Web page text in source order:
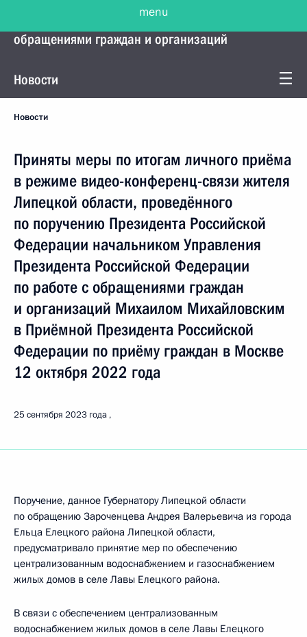
Управление Президента по работе с
обращениями граждан и организаций
Новости
Новости
Приняты меры по итогам личного приёма
в режиме видео-конференц-связи жителя
Липецкой области, проведённого
по поручению Президента Российской
Федерации начальником Управления
Президента Российской Федерации
по работе с обращениями граждан
и организаций Михаилом Михайловским
в Приёмной Президента Российской
Федерации по приёму граждан в Москве
12 октября 2022 года
25 сентября 2023 года
Поручение, данное Губернатору Липецкой области
по обращению Зароченцева Андрея Валерьевича из города
Ельца Елецкого района Липецкой области,
предусматривало принятие мер по обеспечению
централизованным водоснабжением и газоснабжением
жилых домов в селе Лавы Елецкого района.
В связи с обеспечением централизованным
водоснабжением жилых домов в селе Лавы Елецкого